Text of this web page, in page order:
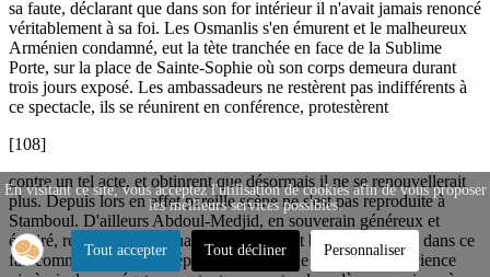
sa faute, déclarant que dans son for intérieur il n'avait jamais renoncé
véritablement à sa foi. Les Osmanlis s'en émurent et le malheureux
Arménien condamné, eut la tète tranchée en face de la Sublime
Porte, sur la place de Sainte-Sophie où son corps demeura durant
trois jours exposé. Les ambassadeurs ne restèrent pas indifférents à
ce spectacle, ils se réunirent en conférence, protestèrent
[108]
contre un tel acte, et obtinrent que désormais il ne se renouvellerait
plus. Depuis lors en effet pareille scène ne s'est pas reproduite à
Stamboul. D'ailleurs Abdoul-Medjid, en souverain généreux et
éclairé, répugne k ces cruautés et y mettrait bon ordre. Il y a dans ce
fait comme le point de départ d'une certaine liberté de conscience
En visitant ce site, vous acceptez l'utilisation de cookies afin de vous proposer
les meilleurs services possibles.
Tout accepter Tout décliner Personnaliser